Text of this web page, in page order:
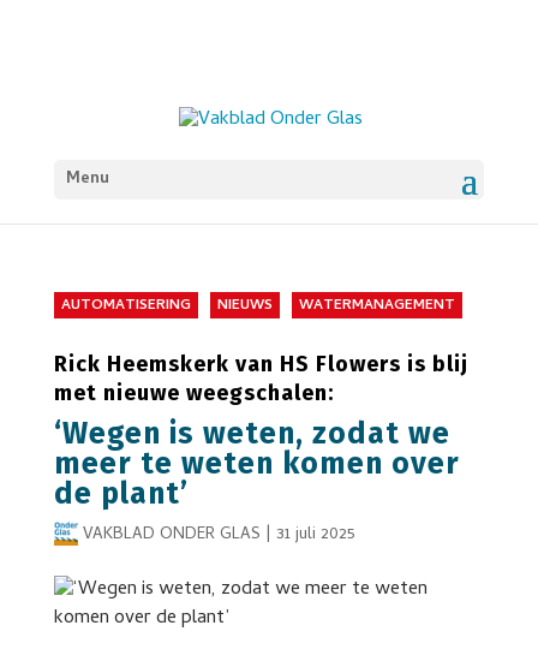
Menu
AUTOMATISERING NIEUWS WATERMANAGEMENT
Rick Heemskerk van HS Flowers is blij
met nieuwe weegschalen:
‘Wegen is weten, zodat we
meer te weten komen over
de plant’
VAKBLAD ONDER GLAS | 31 juli 2025